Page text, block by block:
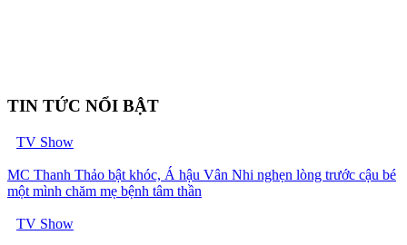
TIN TỨC NỔI BẬT
TV Show
MC Thanh Thảo bật khóc, Á hậu Vân Nhi nghẹn lòng trước cậu bé
một mình chăm mẹ bệnh tâm thần
TV Show